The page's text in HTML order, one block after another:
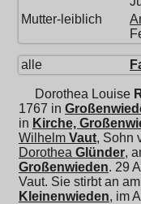
Mutter-leiblich
alle
Dorothea Louise
1767 in
in Kirche,
Wilhelm Vaut, Sohn
Dorothea Glünder,
Großenwieden. 29
Vaut. Sie stirbt an
Kleinenwieden, im